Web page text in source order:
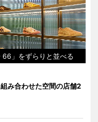
66」をずらりと並べる
み合わせた空間の店舗2